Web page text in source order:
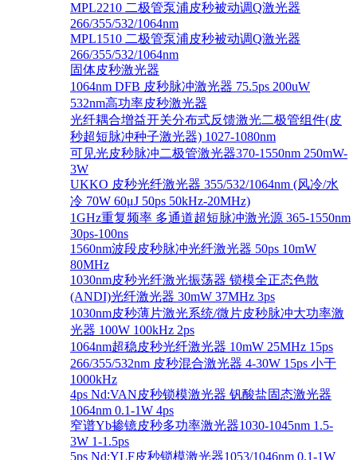
​MPL2210 二极管泵浦皮秒被动调Q激光器
266/355/532/1064nm
MPL1510 二极管泵浦皮秒被动调Q激光器
266/355/532/1064nm
固体皮秒激光器
1064nm DFB 皮秒脉冲激光器 75.5ps 200uW
532nm高功率皮秒激光器
光纤耦合增益开关分布式反馈激光二极管组件(皮
秒超短脉冲种子激光器) 1027-1080nm
可见光皮秒脉冲二极管激光器370-1550nm 250mW-
3W
UKKO 皮秒光纤激光器 355/532/1064nm (风冷/水
冷 70W 60μJ 50ps 50kHz-20MHz)
1GHz重复频率 多通道超短脉冲激光源 365-1550nm
30ps-100ns
1560nm波段皮秒脉冲光纤激光器 50ps 10mW
80MHz
1030nm皮秒光纤激光振荡器 锁模全正态色散
(ANDI)光纤激光器 30mW 37MHz 3ps
1030nm皮秒薄片激光系统/微片皮秒脉冲大功率激
光器 100W 100kHz 2ps
1064nm超稳皮秒光纤激光器 10mW 25MHz 15ps
266/355/532nm 皮秒混合激光器 4-30W 15ps 小于
1000kHz
4ps Nd:VAN皮秒锁模激光器 钒酸盐固态激光器
1064nm 0.1-1W 4ps
窄谱Yb掺镱皮秒多功率激光器1030-1045nm 1.5-
3W 1-1.5ps
5ps Nd:YLF皮秒锁模激光器1053/1046nm 0.1-1W